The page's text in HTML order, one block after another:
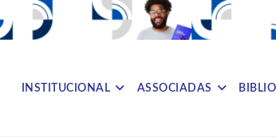
INSTITUCIONAL ASSOCIADAS